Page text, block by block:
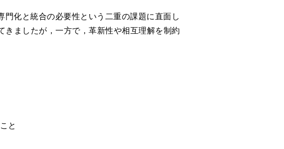
化と統合の必要性という二重の課題に直面し
ましたが，一方で，革新性や相互理解を制約
と